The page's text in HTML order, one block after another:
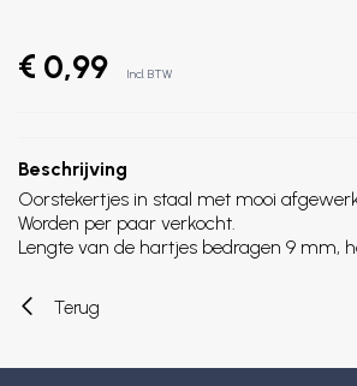
€ 0,99 Incl. BTW
Beschrijving
Oorstekertjes in staal met mooi
Worden per paar verkocht.
Lengte van de hartjes bedragen 9 mm,
Terug